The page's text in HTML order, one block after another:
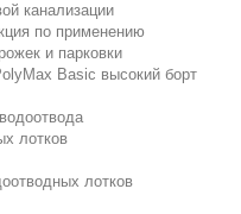
канализации
по применению
и парковки
Basic высокий борт
лотков
лотков